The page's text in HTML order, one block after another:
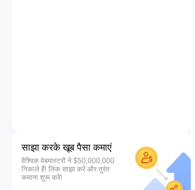
साझा करके खूब पैसा कमाएं
वैश्विक वेबमास्टरों ने $50,000,000
निकाले हैं! लिंक साझा करें और तुरंत
कमाना शुरू करें!